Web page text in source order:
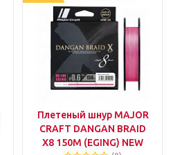
Плетеный шнур MAJOR
CRAFT DANGAN BRAID
X8 150М (EGING) NEW